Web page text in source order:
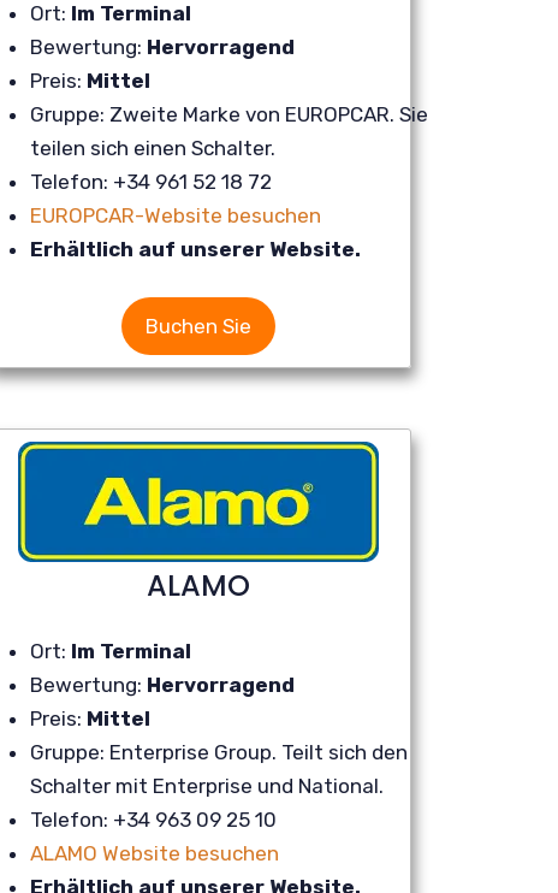
Ort: Im Terminal
Bewertung: Hervorragend
Preis: Mittel
Gruppe: Zweite Marke von EUROPCAR. Sie
teilen sich einen Schalter.
Telefon: +34 961 52 18 72
EUROPCAR-Website besuchen
Erhältlich auf unserer Website.
Buchen Sie
ALAMO
Ort: Im Terminal
Bewertung: Hervorragend
Preis: Mittel
Gruppe: Enterprise Group. Teilt sich den
Schalter mit Enterprise und National.
Telefon: +34 963 09 25 10
ALAMO Website besuchen
Erhältlich auf unserer Website.